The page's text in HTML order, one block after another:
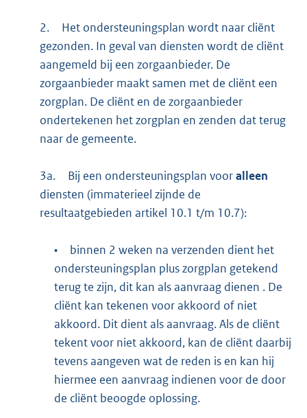
2.
Het ondersteuningsplan wordt naar cliënt
gezonden. In geval van diensten wordt de cliënt
aangemeld bij een zorgaanbieder. De
zorgaanbieder maakt samen met de cliënt een
zorgplan. De cliënt en de zorgaanbieder
ondertekenen het zorgplan en zenden dat terug
naar de gemeente.
3a. Bij een ondersteuningsplan vooralleen
diensten (immaterieel zijnde de
resultaatgebieden artikel 10.1 t/m 10.7):
•
binnen 2 weken na verzenden dient het
ondersteuningsplan plus zorgplan getekend
terug te zijn, dit kan als aanvraag dienen . De
cliënt kan tekenen voor akkoord of niet
akkoord. Dit dient als aanvraag. Als de cliënt
tekent voor niet akkoord, kan de cliënt daarbij
tevens aangeven wat de reden is en kan hij
hiermee een aanvraag indienen voor de door
de cliënt beoogde oplossing.